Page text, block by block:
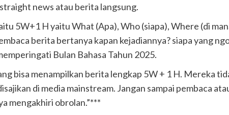
news atau berita langsung.
5W+1 H yaitu What (Apa), Who (siapa), Where (di
berita bertanya kapan kejadiannya? siapa yang
Bulan Bahasa Tahun 2025.
bisa menampilkan berita lengkap 5W + 1 H. Mereka
di media mainstream. Jangan sampai pembaca
mengakhiri obrolan.”***